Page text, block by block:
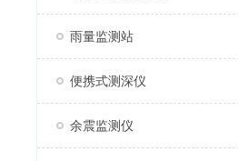
雨量监测站
便携式测深仪
余震监测仪